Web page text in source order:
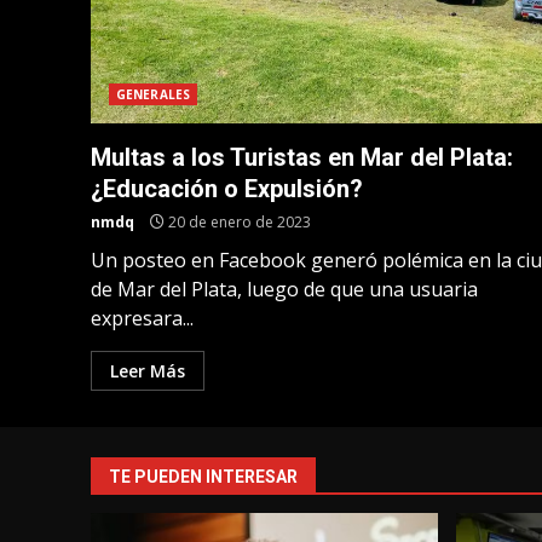
GENERALES
Multas a los Turistas en Mar del Plata:
¿Educación o Expulsión?
nmdq 20 de enero de 2023
Un posteo en Facebook generó polémica en la
de Mar del Plata, luego de que una usuaria
expresara...
Leer Más
TE PUEDEN INTERESAR